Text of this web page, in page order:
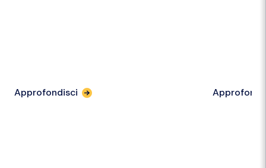
Approfondisci